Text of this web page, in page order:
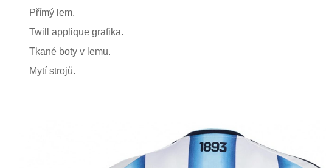
Přímý lem.
Twill applique grafika.
Tkané boty v lemu.
Mytí strojů.